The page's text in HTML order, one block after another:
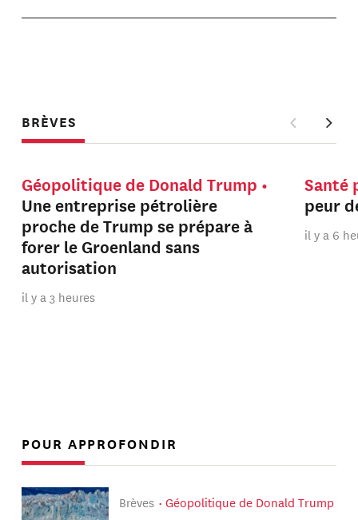
BRÈVES
Géopolitique de Donald Trump
Une entreprise pétrolière
proche de Trump se prépare à
forer le Groenland sans
autorisation
il y a 3 heures
Santé
peur
il y a 6
POUR APPROFONDIR
Brèves Géopolitique de Donald Trump